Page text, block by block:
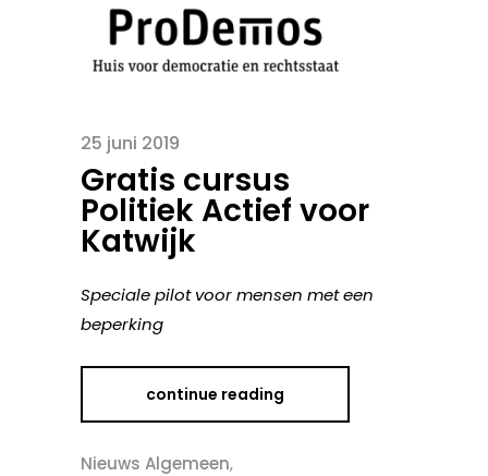
25 juni 2019
Gratis cursus
Politiek Actief voor
Katwijk
Speciale pilot voor mensen met een
beperking
continue reading
Nieuws Algemeen,